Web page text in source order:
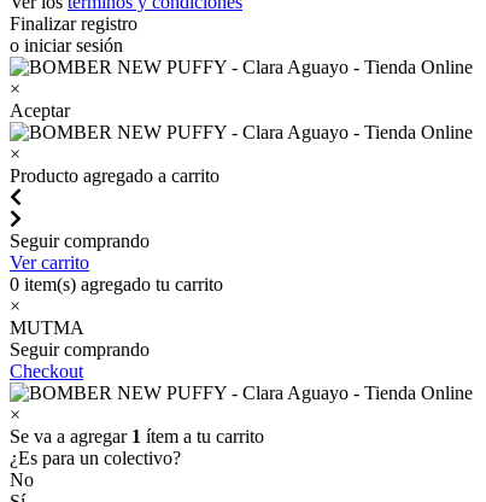
Finalizar registro
o iniciar sesión
×
Aceptar
×
Producto agregado a carrito
Seguir comprando
Ver carrito
0 item(s) agregado tu carrito
×
MUTMA
Seguir comprando
Checkout
×
Se va a agregar 1 ítem a tu carrito
¿Es para un colectivo?
No